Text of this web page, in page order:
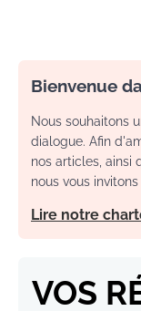
Bienvenue
Nous souhaitons
dialogue. Afin
nos articles, ainsi
nous vous
Lire notre
VOS